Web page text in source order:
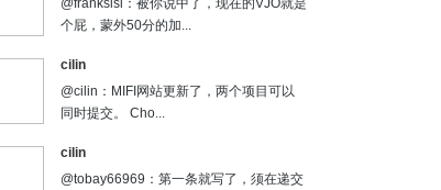
@frankslsl：被你说中了，现在的VJO就是
个屁，蒙外50分的加...
cilin
@cilin：MIFI网站更新了，两个项目可以
同时提交。 Cho...
cilin
@tobay66969：第一条就写了，须在递交